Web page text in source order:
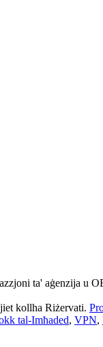
ta' aġenzija u
kollha Riżervati.
tal-Imħaded, VPN,